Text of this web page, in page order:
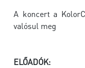
A koncert a
valósul meg
ELŐADÓK: